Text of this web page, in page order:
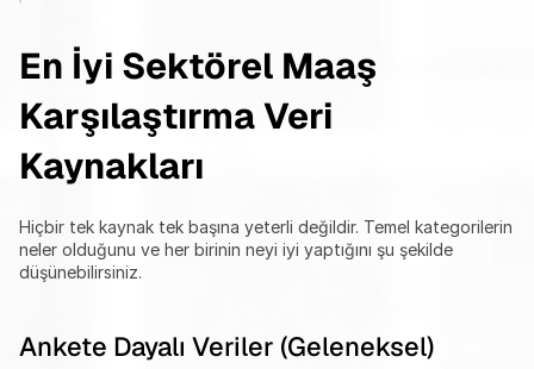
En İyi Sektörel Maaş
Karşılaştırma Veri
Kaynakları
Hiçbir tek kaynak tek başına yeterli değildir. Temel kategorilerin
neler olduğunu ve her birinin neyi iyi yaptığını şu şekilde
düşünebilirsiniz.
Ankete Dayalı Veriler (Geleneksel)